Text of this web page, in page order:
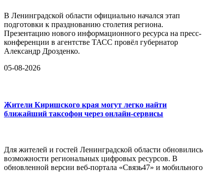
В Ленинградской области официально начался этап
подготовки к празднованию столетия региона.
Презентацию нового информационного ресурса на пресс-
конференции в агентстве ТАСС провёл губернатор
Александр Дрозденко.
05-08-2026
Жители Киришского края могут легко найти
ближайший таксофон через онлайн-сервисы
Для жителей и гостей Ленинградской области обновились
возможности региональных цифровых ресурсов. В
обновленной версии веб-портала «Связь47» и мобильного